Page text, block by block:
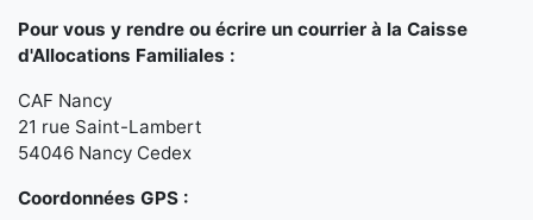
Pour vous y rendre ou écrire un courrier à la Caisse
d'Allocations Familiales :
CAF Nancy
21 rue Saint-Lambert
54046 Nancy Cedex
Coordonnées GPS :